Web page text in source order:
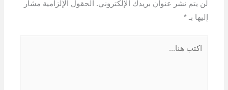
لن يتم نشر عنوان بريدك الإلكتروني.
الحقول الإلزامية مشار
إليها بـ*